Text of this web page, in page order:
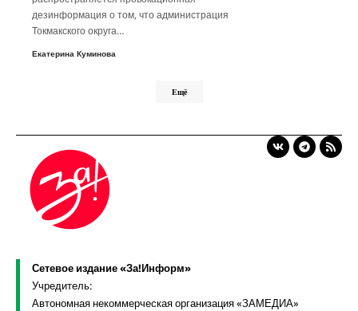
дезинформация о том, что администрация
Токмакского округа…
Екатерина Куминова
Ещё
Сетевое издание «За!Информ»
Учредитель:
Автономная некоммерческая организация «ЗАМЕДИА»